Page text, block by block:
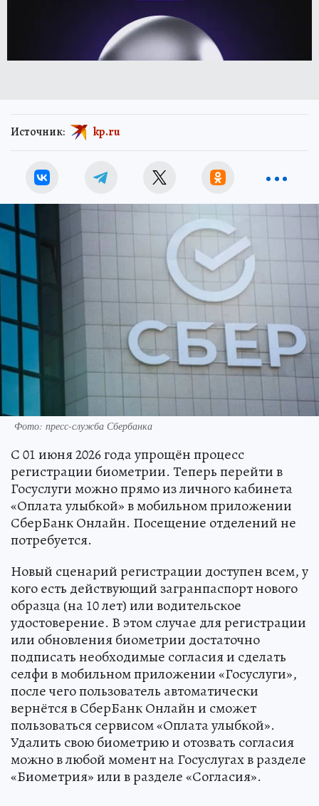
Источник: kp.ru
Фото: пресс-служба Сбербанка
С 01 июня 2026 года упрощён процесс
регистрации биометрии. Теперь перейти в
Госуслуги можно прямо из личного кабинета
«Оплата улыбкой» в мобильном приложении
СберБанк Онлайн. Посещение отделений не
потребуется.
Новый сценарий регистрации доступен всем, у
кого есть действующий загранпаспорт нового
образца (на 10 лет) или водительское
удостоверение. В этом случае для регистрации
или обновления биометрии достаточно
подписать необходимые согласия и сделать
селфи в мобильном приложении «Госуслуги»,
после чего пользователь автоматически
вернётся в СберБанк Онлайн и сможет
пользоваться сервисом «Оплата улыбкой».
Удалить свою биометрию и отозвать согласия
можно в любой момент на Госуслугах в разделе
«Биометрия» или в разделе «Согласия».